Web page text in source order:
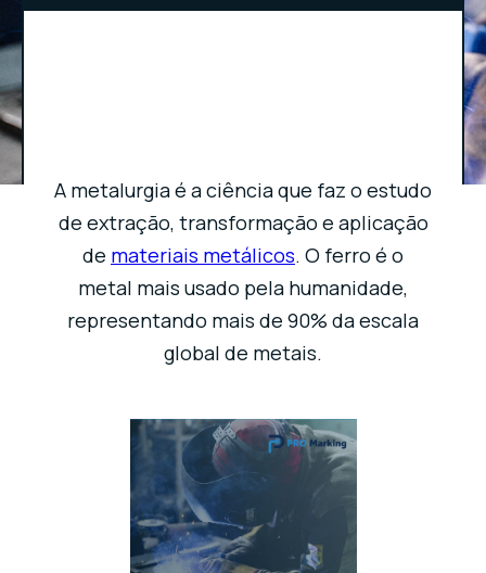
A metalurgia é a ciência que faz o estudo
de extração, transformação e aplicação
de materiais metálicos. O ferro é o
metal mais usado pela humanidade,
representando mais de 90% da escala
global de metais.